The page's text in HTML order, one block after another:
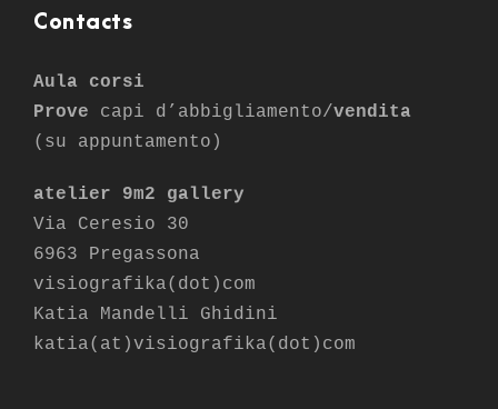
Contacts
Aula corsi
Prove capi d’abbigliamento/vendita
(su appuntamento)
atelier 9m2 gallery
Via Ceresio 30
6963 Pregassona
visiografika(dot)com
Katia Mandelli Ghidini
katia(at)visiografika(dot)com